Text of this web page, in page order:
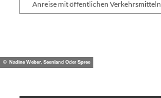
Anreise mit öffentlichen Verkehrsmitteln
© Nadine Weber, Seenland Oder Spree